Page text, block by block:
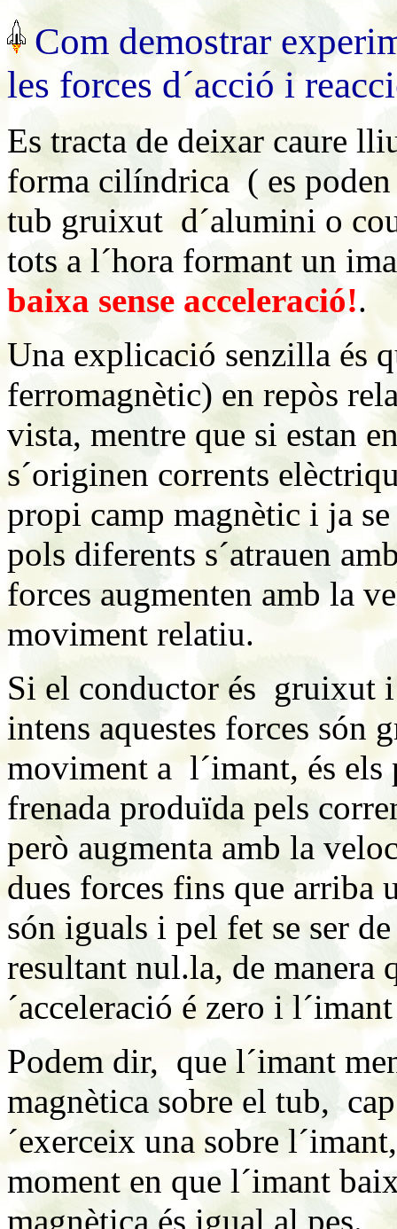
Com demostrar
les forces d´acció i
Es tracta de deixar caure
forma cilíndrica ( es
tub gruixut d´alumini o
tots a l´hora formant un
baixa sense acceleració!.
Una explicació senzilla és
ferromagnètic) en repòs
vista, mentre que si estan
s´originen corrents
propi camp magnètic i ja
pols diferents s´atrauen
forces augmenten amb la
moviment relatiu.
Si el conductor és gruixut
intens aquestes forces són
moviment a l´imant, és els
frenada produïda pels
però augmenta amb la
dues forces fins que arriba
són iguals i pel fet se ser
resultant nul.la, de manera
´acceleració é zero i
Podem dir, que l´imant
magnètica sobre el tub,
´exerceix una sobre
moment en que l´imant
magnètica és igual al pes.